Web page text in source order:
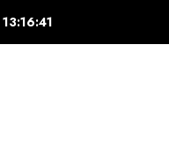
13:16:43